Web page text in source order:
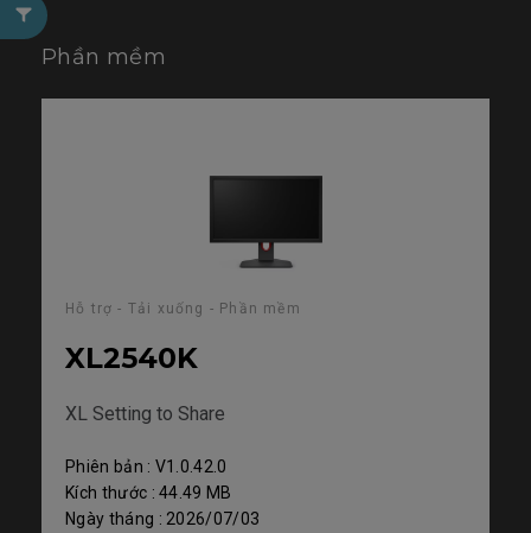
Phần mềm
Hỗ trợ - Tải xuống - Phần mềm
XL2540K
XL Setting to Share
Phiên bản : V1.0.42.0
Kích thước : 44.49 MB
Ngày tháng : 2026/07/03